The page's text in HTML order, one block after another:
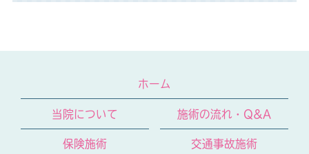
ホーム
当院について 施術の流れ・Q&A
保険施術 交通事故施術